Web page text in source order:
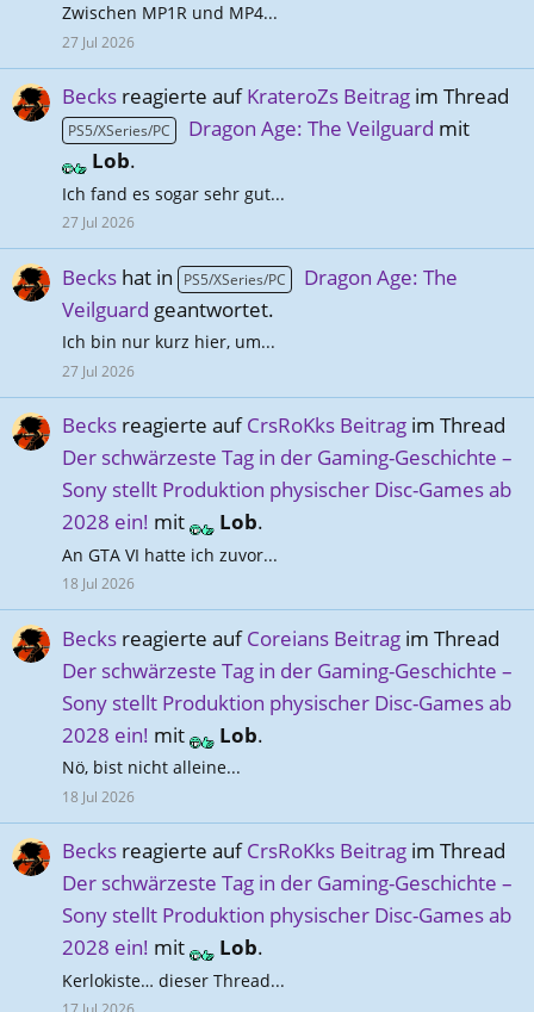
Zwischen MP1R und MP4...
27 Jul 2026
Becks reagierte aufKrateroZs Beitrag im Thread
PS5/XSeries/PC Dragon Age: The Veilguard mit
Lob.
Ich fand es sogar sehr gut...
27 Jul 2026
Becks hat in PS5/XSeries/PC
Dragon Age: The
Veilguard geantwortet.
Ich bin nur kurz hier, um...
27 Jul 2026
Becks reagierte aufCrsRoKks Beitrag im Thread
Der schwärzeste Tag in der Gaming-Geschichte –
Sony stellt Produktion physischer Disc-Games ab
2028 ein! mit Lob.
An GTA VI hatte ich zuvor...
18 Jul 2026
Becks reagierte aufCoreians Beitrag im Thread
Der schwärzeste Tag in der Gaming-Geschichte –
Sony stellt Produktion physischer Disc-Games ab
2028 ein! mit Lob.
Nö, bist nicht alleine...
18 Jul 2026
Becks reagierte aufCrsRoKks Beitrag im Thread
Der schwärzeste Tag in der Gaming-Geschichte –
Sony stellt Produktion physischer Disc-Games ab
2028 ein! mit Lob.
Kerlokiste… dieser Thread...